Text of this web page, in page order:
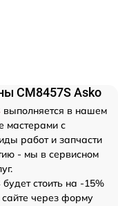
CM8457S Asko
выполняется в нашем
мастерами с
работ и запчасти
- мы в сервисном
стоить на -15%
через форму